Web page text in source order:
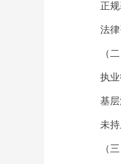
正
法
（
执
基
未
（